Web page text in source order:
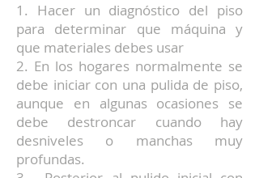
1. Hacer un diagnóstico del piso
para determinar que máquina y
que materiales debes usar
2. En los hogares normalmente se
debe iniciar con una pulida de piso,
aunque en algunas ocasiones se
debe destroncar cuando hay
desniveles o manchas muy
profundas.